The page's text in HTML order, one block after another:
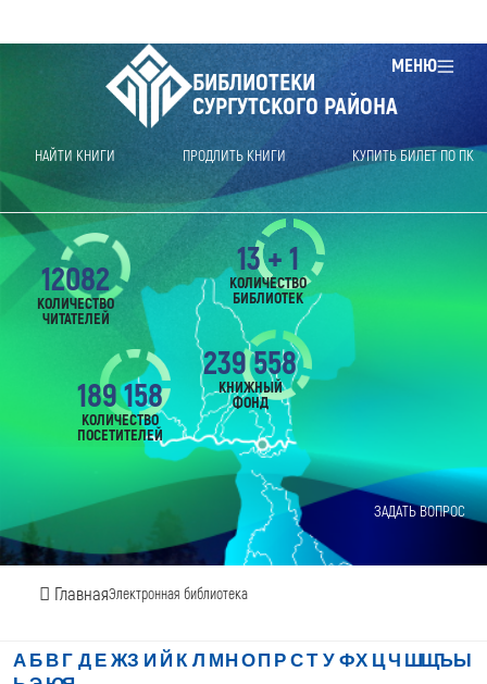
МЕНЮ
БИБЛИОТЕКИ
СУРГУТСКОГО РАЙОНА
НАЙТИ КНИГИ ПРОДЛИТЬ КНИГИ КУПИТЬ БИЛЕТ ПО ПК
ЗАДАТЬ ВОПРОС
ГлавнаяЭлектронная библиотека
12082
КОЛИЧЕСТВО
ЧИТАТЕЛЕЙ
189 158
КОЛИЧЕСТВО
ПОСЕТИТЕЛЕЙ
239 558
КНИЖНЫЙ
ФОНД
13 + 1
КОЛИЧЕСТВО
БИБЛИОТЕК
АБВГ ДЕЖЗ И Й К Л МНОП РСТ УФХ ЦЧ ШЩЪЫ